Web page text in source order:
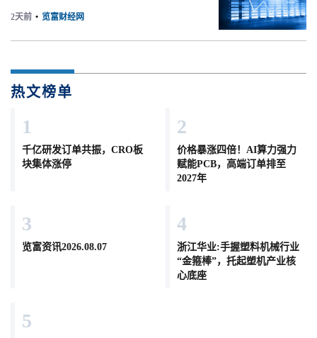
2天前 • 览富财经网
热文榜单
1
千亿研发订单共振，CRO板
块集体涨停
2
价格暴涨四倍！AI算力强力
赋能PCB，高端订单排至
2027年
3
览富资讯2026.08.07
4
浙江华业:手握塑料机械行业
“金箍棒”，托起塑机产业核
心底座
5